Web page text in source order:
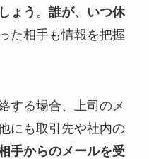
ょう 。 誰が、いつ休
た相手も情報を把握
する場合、上司のメ
にも取引先や社内の
手からのメールを受